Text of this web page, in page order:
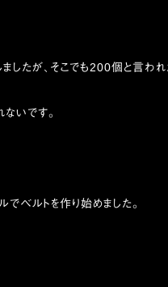
したが、そこでも200個と言わ
いです。
ベルトを作り始めました。